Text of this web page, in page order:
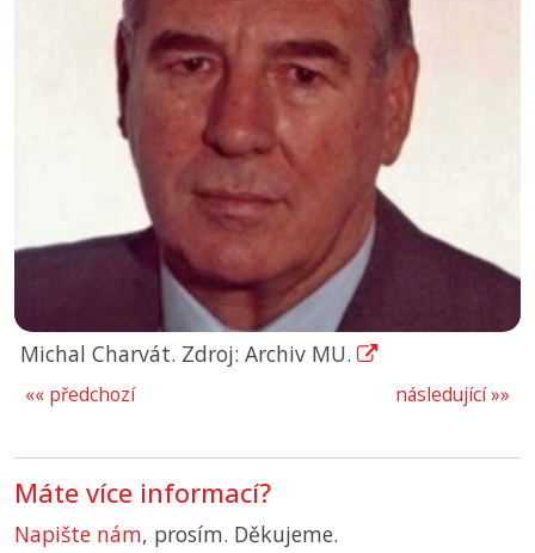
Michal Charvát. Zdroj: Archiv MU.
následující »»
«« předchozí
Máte více informací?
Napište nám, prosím. Děkujeme.